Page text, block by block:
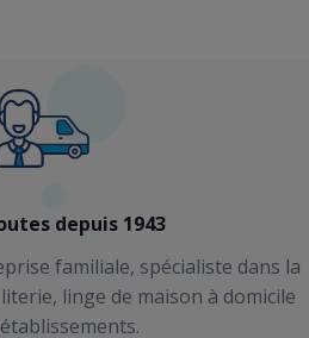
depuis 1943
familiale, spécialiste dans la
linge de maison à domicile